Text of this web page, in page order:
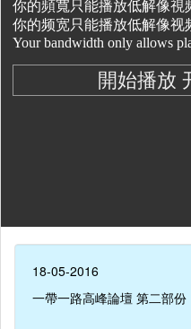
18-05-2016
一帶一路高峰論壇 第二部份